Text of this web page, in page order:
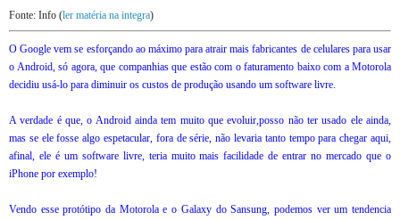
Fonte: Info (ler matéria na integra)
O Google vem se esforçando ao máximo para atrair mais fabricantes de celulares para usar
o Android, só agora, que companhias que estão com o faturamento baixo com a Motorola
decidiu usá-lo para diminuir os custos de produção usando um software livre.
A verdade é que, o Android ainda tem muito que evoluir,posso não ter usado ele ainda,
mas se ele fosse algo espetacular, fora de série, não levaria tanto tempo para chegar aqui,
afinal, ele é um software livre, teria muito mais facilidade de entrar no mercado que o
iPhone por exemplo!
Vendo esse protótipo da Motorola e o Galaxy do Sansung, podemos ver um tendencia